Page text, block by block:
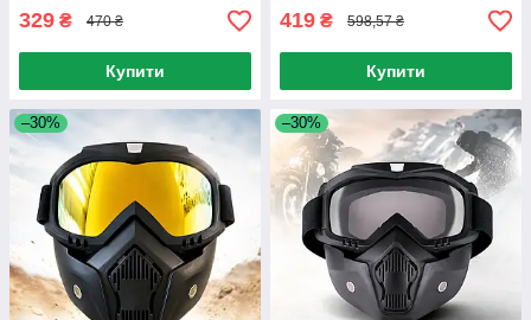
329 ₴ 470 ₴
Купити
419 ₴ 598,57 ₴
Купити
–30% –30%